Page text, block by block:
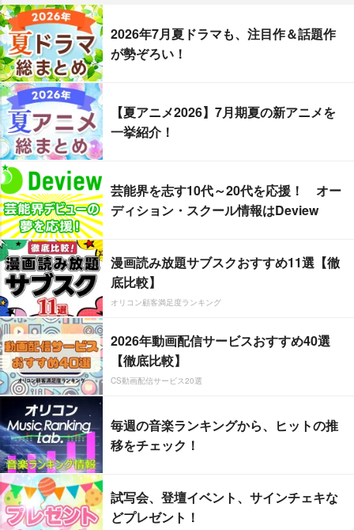
2026年7月夏ドラマも、注目作＆話題作
が勢ぞろい！
【夏アニメ2026】7月期夏の新アニメを
一挙紹介！
芸能界を志す10代～20代を応援！ オー
ディション・スクール情報はDeview
漫画読み放題サブスクおすすめ11選【徹
底比較】
オリコン顧客満足度ランキング
2026年動画配信サービスおすすめ40選
【徹底比較】
CS動画配信サービス20選
毎週の音楽ランキングから、ヒットの推
移をチェック！
試写会、登壇イベント、サインチェキな
どプレゼント！